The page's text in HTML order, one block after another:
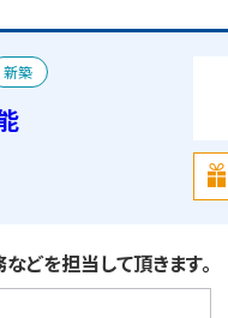
新築
どを担当して頂きます。